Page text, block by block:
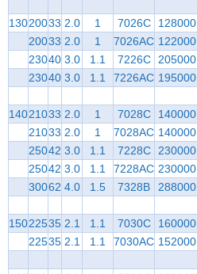
13020033 2.0 1 7026C 128000
20033 2.0 1 7026AC 122000
23040 3.0 1.1 7226C 205000
23040 3.0 1.1 7226AC 195000
14021033 2.0 1 7028C 140000
21033 2.0 1 7028AC 140000
25042 3.0 1.1 7228C 230000
25042 3.0 1.1 7228AC 230000
30062 4.0 1.5 7328B 288000
15022535 2.1 1.1 7030C 160000
22535 2.1 1.1 7030AC 152000